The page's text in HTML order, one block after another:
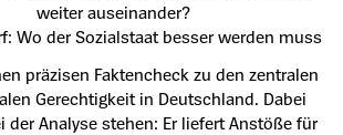
weiter auseinander?
Wo der Sozialstaat besser werden muss
präzisen Faktencheck zu den zentralen
Gerechtigkeit in Deutschland. Dabei
der Analyse stehen: Er liefert Anstöße für